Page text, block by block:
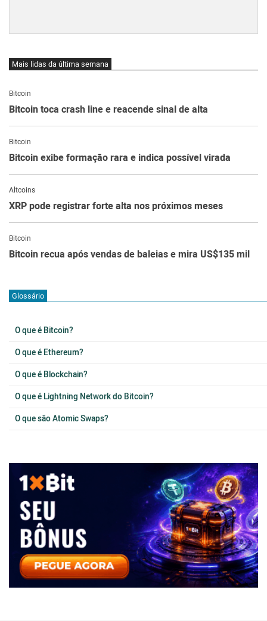
Mais lidas da última semana
Bitcoin
Bitcoin toca crash line e reacende sinal de alta
Bitcoin
Bitcoin exibe formação rara e indica possível virada
Altcoins
XRP pode registrar forte alta nos próximos meses
Bitcoin
Bitcoin recua após vendas de baleias e mira US$135 mil
Glossário
O que é Bitcoin?
O que é Ethereum?
O que é Blockchain?
O que é Lightning Network do Bitcoin?
O que são Atomic Swaps?